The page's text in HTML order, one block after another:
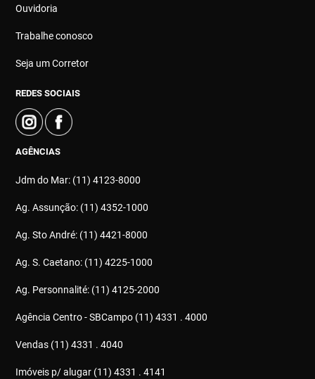
Ouvidoria
Trabalhe conosco
Seja um Corretor
REDES SOCIAIS
AGÊNCIAS
Jdm do Mar: (11) 4123-8000
Ag. Assunção: (11) 4352-1000
Ag. Sto André: (11) 4421-8000
Ag. S. Caetano: (11) 4225-1000
Ag. Personnalité: (11) 4125-2000
Agência Centro - SBCampo (11) 4331 . 4000
Vendas (11) 4331 . 4040
Imóveis p/ alugar (11) 4331 . 4141